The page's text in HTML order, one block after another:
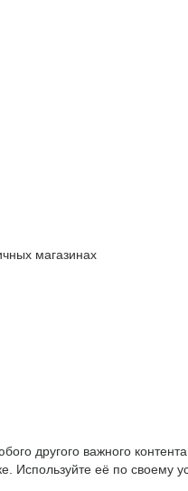
магазинах
другого важного
Используйте её по своему